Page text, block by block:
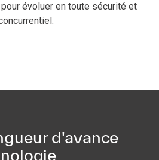
évoluer en toute sécurité et
d'avance